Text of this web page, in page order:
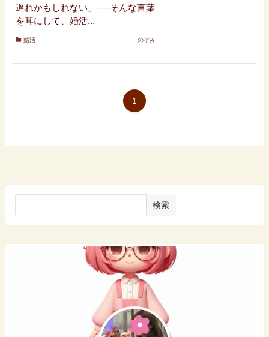
遅れかもしれない」──そんな言葉
を耳にして、婚活...
婚活 のぞみ
1
検索